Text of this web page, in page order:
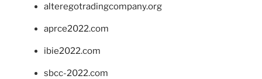
alteregotradingcompany.org
aprce2022.com
ibie2022.com
sbcc-2022.com